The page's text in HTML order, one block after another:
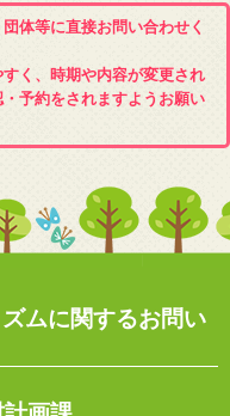
体等に直接お問い合わせく
く、時期や内容が変更され
予約をされますようお願い
ムに関するお問い